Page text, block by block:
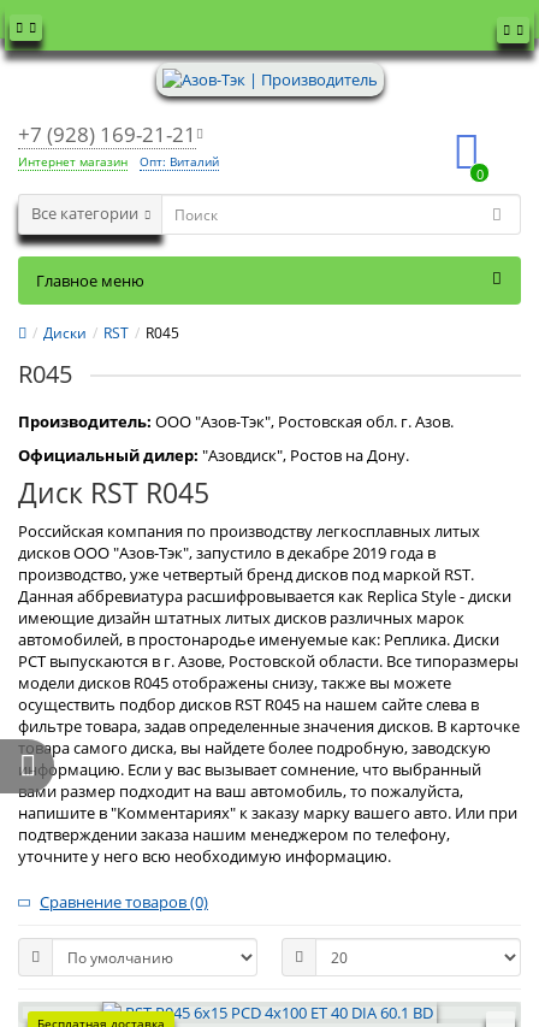
+7 (928) 169-21-21
Интернет магазин Опт: Виталий
0
Все категории
Главное меню
Диски RST R045
R045
Производитель: OOO "Азов-Тэк", Ростовская обл. г. Азов.
Официальный дилер: "Азовдиск", Ростов на Дону.
Диск RST R045
Российская компания по производству легкосплавных литых
дисков ООО "Азов-Тэк", запустило в декабре 2019 года в
производство, уже четвертый бренд дисков под маркой RST.
Данная аббревиатура расшифровывается как Replica Style - диски
имеющие дизайн штатных литых дисков различных марок
автомобилей, в простонародье именуемые как: Реплика. Диски
РСТ выпускаются в г. Азове, Ростовской области. Все типоразмеры
модели дисков R045 отображены снизу, также вы можете
осуществить подбор дисков RST R045 на нашем сайте слева в
фильтре товара, задав определенные значения дисков. В карточке
товара самого диска, вы найдете более подробную, заводскую
информацию. Если у вас вызывает сомнение, что выбранный
вами размер подходит на ваш автомобиль, то пожалуйста,
напишите в "Комментариях" к заказу марку вашего авто. Или при
подтверждении заказа нашим менеджером по телефону,
уточните у него всю необходимую информацию.
Сравнение товаров (0)
Бесплатная доставка